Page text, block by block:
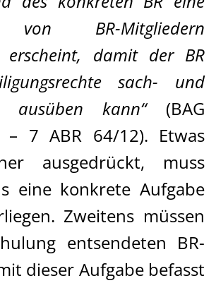
von BR-Mitgliedern
erscheint, damit der BR
sach- und
ausüben kann“ (BAG
– 7 ABR 64/12). Etwas
ausgedrückt, muss
eine konkrete Aufgabe
Zweitens müssen
entsendeten BR-
dieser Aufgabe befasst